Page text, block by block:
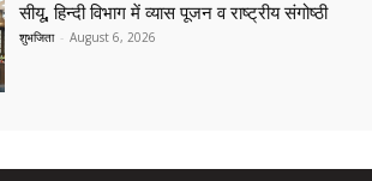
सीयू, हिन्दी विभाग में व्यास पूजन व राष्ट्रीय संगोष्ठी
शुभजिता - August 6, 2026